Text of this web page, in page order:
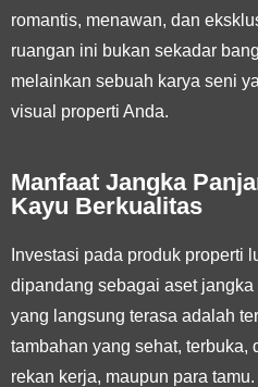
romantis, menawan, dan
ruangan ini bukan sekadar
melainkan sebuah karya seni
visual properti Anda.
Manfaat Jangka
Kayu Berkualitas
Investasi pada produk properti
dipandang sebagai aset
yang langsung terasa adalah
tambahan yang sehat, terbuka,
rekan kerja, maupun para